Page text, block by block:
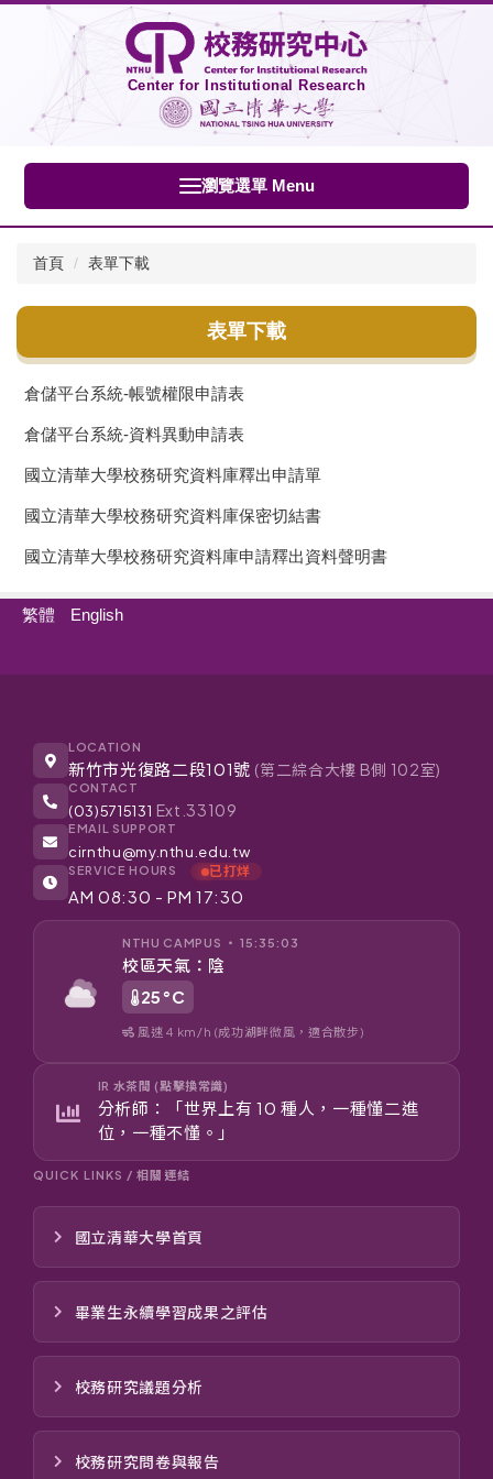
Center for Institutional Research
瀏覽選單 Menu
首頁 表單下載
表單下載
倉儲平台系統-帳號權限申請表
倉儲平台系統-資料異動申請表
國立清華大學校務研究資料庫釋出申請單
國立清華大學校務研究資料庫保密切結書
國立清華大學校務研究資料庫申請釋出資料聲明書
繁體 English
LOCATION
新竹市光復路二段101號 (第二綜合大樓 B側 102室)
CONTACT
(03)5715131 Ext.33109
EMAIL SUPPORT
cirnthu@my.nthu.edu.tw
SERVICE HOURS 已打烊
AM 08:30 - PM 17:30
NTHU CAMPUS ‧ 15:35:03
校區天氣：陰
25°C
風速 4 km/h (成功湖畔微風，適合散步)
IR 水茶間 (點擊換常識)
分析師：「世界上有 10 種人，一種懂二進
位，一種不懂。」
QUICK LINKS / 相關連結
國立清華大學首頁
畢業生永續學習成果之評估
校務研究議題分析
校務研究問卷與報告